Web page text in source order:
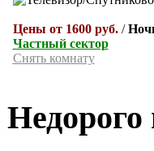
Цены от 1600 руб./
Частный сектор
Снять комнату
Недорого